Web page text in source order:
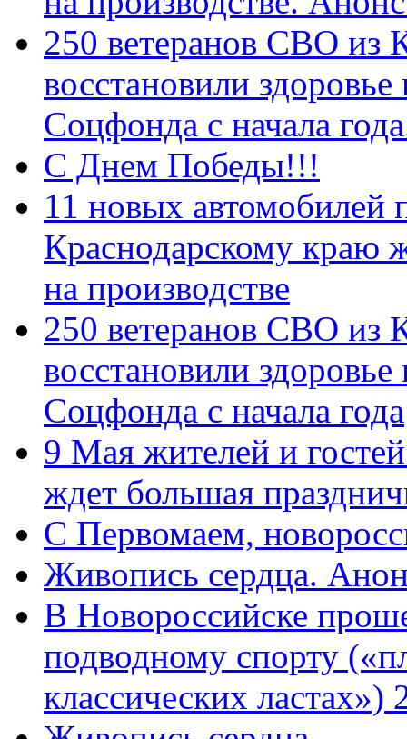
250 ветеранов СВО из
восстановили
Соцфонда с начала
С Днем Победы!!!
11 новых автомобилей
Краснодарскому краю
на производстве
250 ветеранов СВО из
восстановили
Соцфонда с начала года
9 Мая жителей и
ждет большая
C Первомаем,
Живопись сердца.
В Новороссийске
подводному спорту
классических